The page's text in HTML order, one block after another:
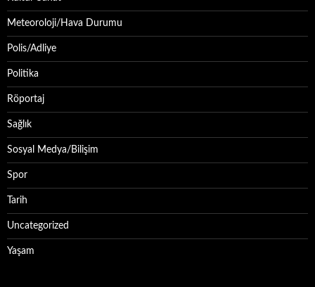
Meteoroloji/Hava Durumu
Polis/Adliye
Politika
Röportaj
Sağlık
Sosyal Medya/Bilişim
Spor
Tarih
Uncategorized
Yaşam